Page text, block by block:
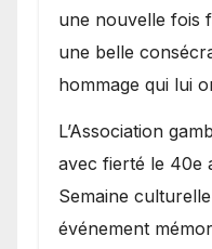
une nouvelle fois
une belle
hommage qui lui
​L’Association
avec fierté le 40e
Semaine
événement